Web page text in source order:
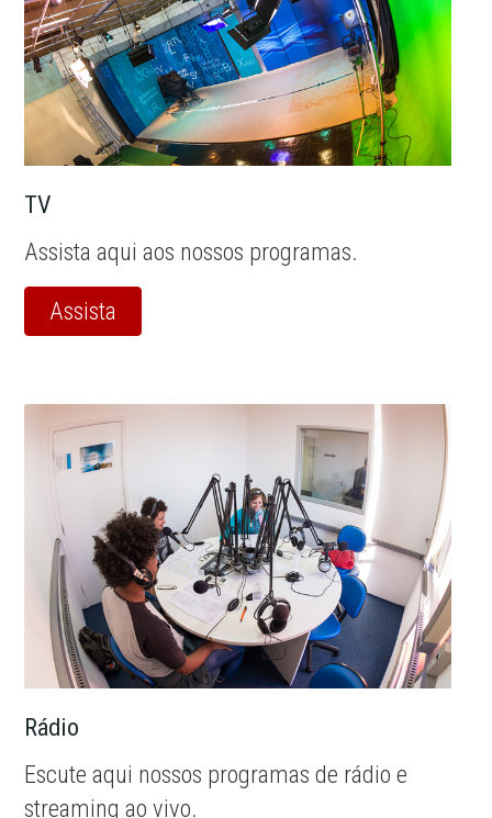
TV
Assista aqui aos nossos programas.
Assista
Rádio
Escute aqui nossos programas de rádio e
streaming ao vivo.